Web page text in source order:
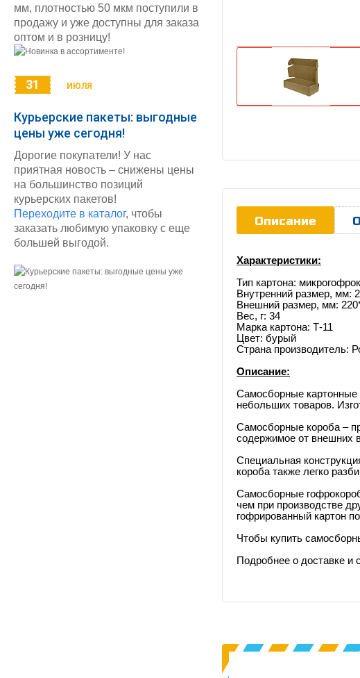
Описание
Характеристики:
Тип картона:
Внутренний размер, мм:
Внешний размер, мм:
Вес, г: 34
Марка картона: Т-11
Цвет: бурый
Страна производитель:
Описание:
Самосборные картонные
небольших товаров.
Самосборные короба –
содержимое от внешних
Специальная
короба также легко
Самосборные
чем при производстве
гофрированный картон
Чтобы купить
Подробнее о доставке и
мм, плотностью 50 мкм поступили в
продажу и уже доступны для заказа
оптом и в розницу!
31 ИЮЛЯ
Курьерские пакеты: выгодные
цены уже сегодня!
Дорогие покупатели! У нас
приятная новость – снижены цены
на большинство позиций
курьерских пакетов!
Переходите в каталог, чтобы
заказать любимую упаковку с еще
большей выгодой.